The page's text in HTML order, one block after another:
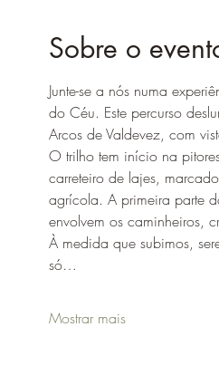
Sobre o
Junte-se a nós numa
do Céu. Este percurso
Arcos de Valdevez, com
O trilho tem início na
carreteiro de lajes,
agrícola. A primeira parte
envolvem os caminheiros,
À medida que subimos,
só…
Mostrar mais